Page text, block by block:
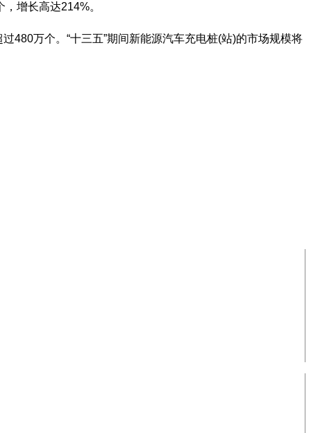
增长高达214%。
万个。“十三五”期间新能源汽车充电桩(站)的市场规模将